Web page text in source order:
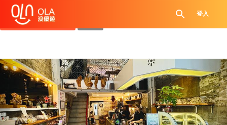
登入
领取每日优惠券
查看`我的优惠记录`